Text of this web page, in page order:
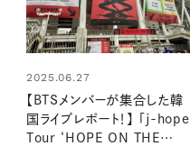
2025.06.27
【BTSメンバーが集合した韓
国ライブレポート！】 「j-hope
Tour ‘HOPE ON THE